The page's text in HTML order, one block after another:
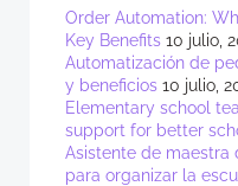
Order Automation:
Key Benefits 10 julio,
Automatización de
y beneficios 10 julio,
Elementary school
support for better
Asistente de maestra
para organizar la